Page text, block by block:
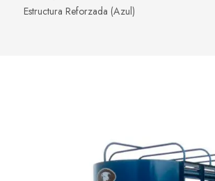
Estructura Reforzada (Azul)